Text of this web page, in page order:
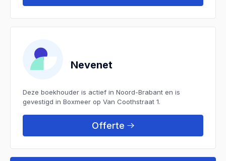
Nevenet
Deze boekhouder is actief in Noord-Brabant en is
gevestigd in Boxmeer op Van Coothstraat 1.
Offerte